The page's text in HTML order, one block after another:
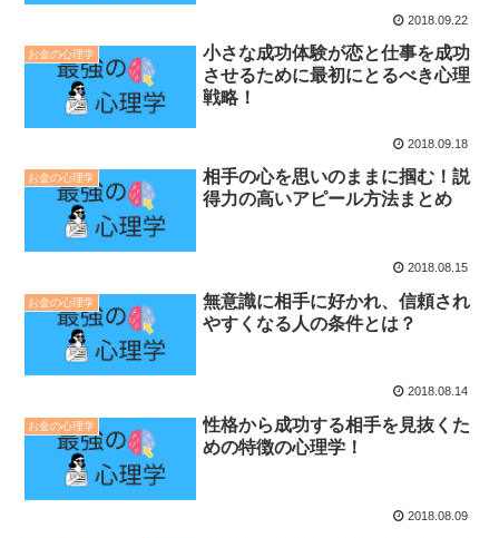
2018.09.22
お金の心理学
小さな成功体験が恋と仕事を成功
させるために最初にとるべき心理
戦略！
2018.09.18
お金の心理学
相手の心を思いのままに掴む！説
得力の高いアピール方法まとめ
2018.08.15
お金の心理学
無意識に相手に好かれ、信頼され
やすくなる人の条件とは？
2018.08.14
お金の心理学
性格から成功する相手を見抜くた
めの特徴の心理学！
2018.08.09